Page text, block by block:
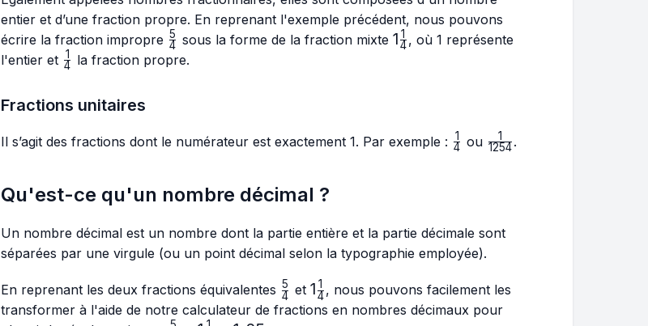
entier et d’une fraction propre. En reprenant l'exemple précédent, nous pouvons
écrire la fraction impropre \frac{5}
{4}
4
5 sous la forme de la fraction mixte 1\frac{1}
14
1 , où 1 représente
l'entier et \frac{1}
4
1 la fraction propre.
Fractions unitaires
Il s’agit des fractions dont le numérateur est exactement 1. Par exemple : \frac{1}
4
1 ou \frac{1}
1254
1 .
Qu'est-ce qu'un nombre décimal ?
Un nombre décimal est un nombre dont la partie entière et la partie décimale sont
séparées par une virgule (ou un point décimal selon la typographie employée).
En reprenant les deux fractions équivalentes \frac{5}
{4}
4
5 et 1\frac{1}
{4}
14
1 , nous pouvons facilement les
transformer à l'aide de notre calculateur de fractions en nombres décimaux pour